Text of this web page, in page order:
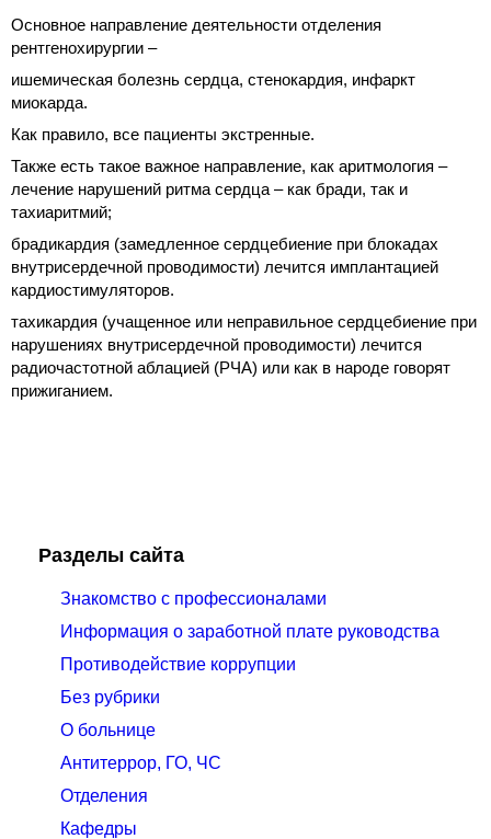
Основное направление деятельности отделения
рентгенохирургии –
ишемическая болезнь сердца, стенокардия, инфаркт
миокарда.
Как правило, все пациенты экстренные.
Также есть такое важное направление, как аритмология –
лечение нарушений ритма сердца – как бради, так и
тахиаритмий;
брадикардия (замедленное сердцебиение при блокадах
внутрисердечной проводимости) лечится имплантацией
кардиостимуляторов.
тахикардия (учащенное или неправильное сердцебиение при
нарушениях внутрисердечной проводимости) лечится
радиочастотной аблацией (РЧА) или как в народе говорят
прижиганием.
Разделы сайта
Знакомство с профессионалами
Информация о заработной плате руководства
Противодействие коррупции
Без рубрики
О больнице
Антитеррор, ГО, ЧС
Отделения
Кафедры